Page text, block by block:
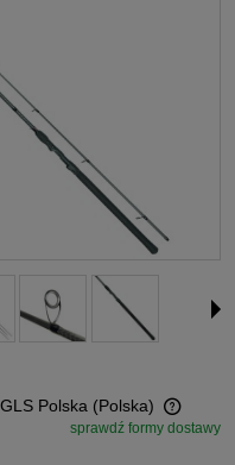
Polska (Polska)
płatnościsprawdź formy dostawy